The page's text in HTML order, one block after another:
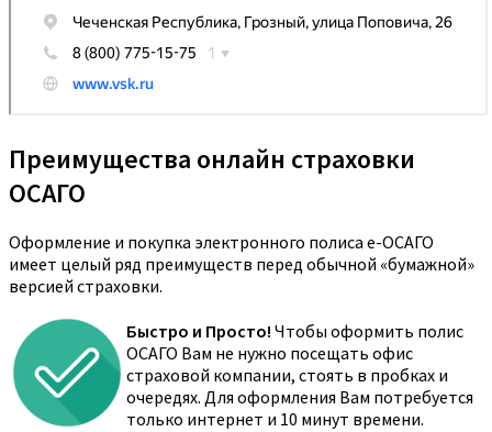
Преимущества онлайн страховки
ОСАГО
Оформление и покупка электронного полиса е-ОСАГО
имеет целый ряд преимуществ перед обычной «бумажной»
версией страховки.
Быстро и Просто! Чтобы оформить полис
ОСАГО Вам не нужно посещать офис
страховой компании, стоять в пробках и
очередях. Для оформления Вам потребуется
только интернет и 10 минут времени.